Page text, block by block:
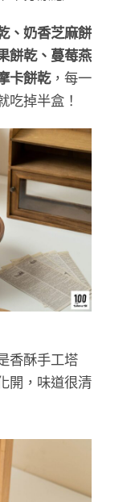
、奶香芝麻餅
餅乾、蔓莓燕
卡餅乾，每一
吃掉半盒！
香酥手工塔
開，味道很清